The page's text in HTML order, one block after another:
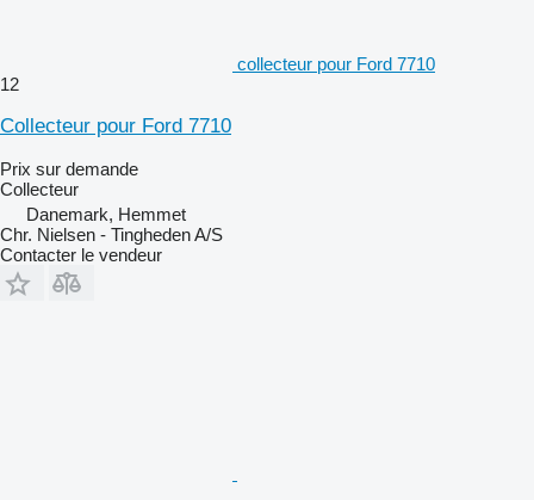
collecteur pour Ford 7710
12
Collecteur pour Ford 7710
Prix sur demande
Collecteur
Danemark, Hemmet
Chr. Nielsen - Tingheden A/S
Contacter le vendeur